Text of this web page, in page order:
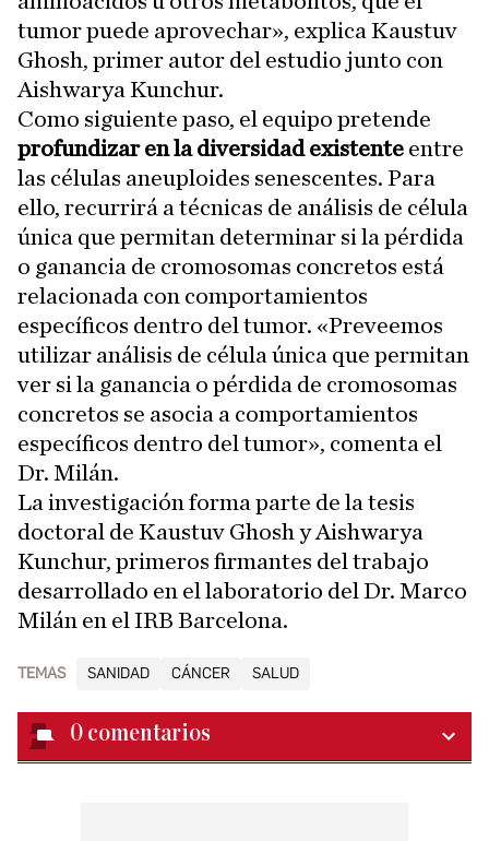
tumor puede aprovechar», explica Kaustuv
Ghosh, primer autor del estudio junto con
Aishwarya Kunchur.
Como siguiente paso, el equipo pretende
profundizar en la diversidad existente entre
las células aneuploides senescentes. Para
ello, recurrirá a técnicas de análisis de célula
única que permitan determinar si la pérdida
o ganancia de cromosomas concretos está
relacionada con comportamientos
específicos dentro del tumor. «Preveemos
utilizar análisis de célula única que permitan
ver si la ganancia o pérdida de cromosomas
concretos se asocia a comportamientos
específicos dentro del tumor», comenta el
Dr. Milán.
La investigación forma parte de la tesis
doctoral de Kaustuv Ghosh y Aishwarya
Kunchur, primeros firmantes del trabajo
desarrollado en el laboratorio del Dr. Marco
Milán en el IRB Barcelona.
TEMAS SANIDAD CÁNCER SALUD
0 comentarios